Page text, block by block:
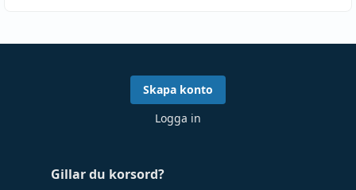
Gillar du korsord?
Skapa konto
Logga in